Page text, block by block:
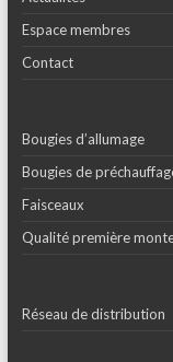
Espace membres
Contact
Bougies d’allumage
Bougies de
Faisceaux
Qualité première
Réseau de distribution